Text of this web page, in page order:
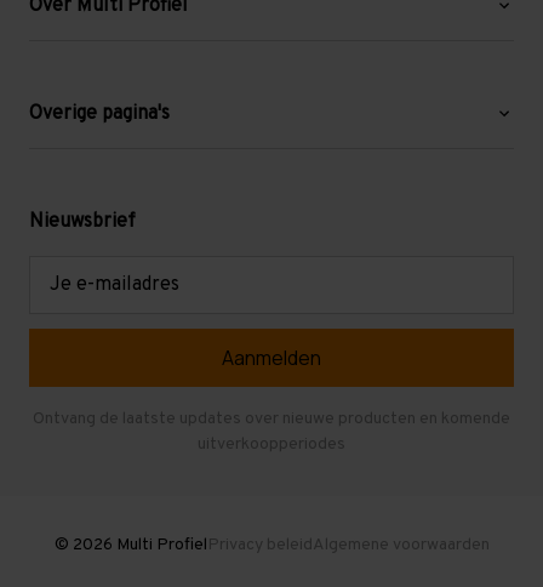
Over Multi Profiel
Blog
Levering en afhalen
Overige pagina's
Mezzanine
Gebruikte entresolvloeren
Nieuwsbrief
Ontvang de laatste updates over nieuwe producten en komende
uitverkoopperiodes
© 2026 Multi ProfielPrivacy beleidAlgemene voorwaarden